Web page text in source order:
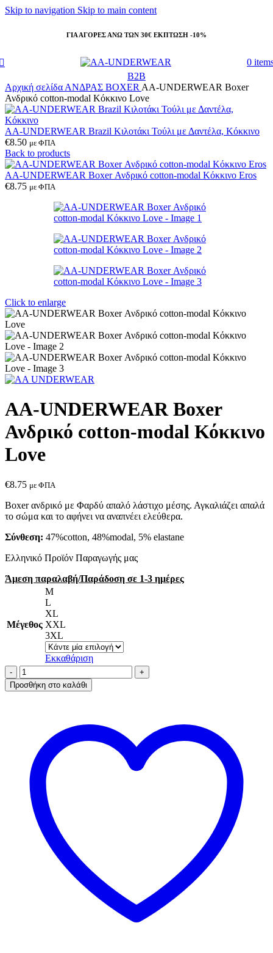
Skip to navigation Skip to main content
ΓΙΑ ΑΓΟΡΕΣ ΑΝΩ ΤΩΝ 30€ ΕΚΠΤΩΣΗ -10%
0
B2B
Αρχική σελίδα ΑΝΔΡΑΣ BOXER AA-UNDERWEAR Boxer
Ανδρικό cotton-modal Κόκκινο Love
AA-UNDERWEAR Brazil Κιλοτάκι Τούλι με Δαντέλα, Κόκκινο
€8.50 με ΦΠΑ
Back to products
AA-UNDERWEAR Boxer Ανδρικό cotton-modal Κόκκινο Eros
€8.75 με ΦΠΑ
Click to enlarge
AA-UNDERWEAR Boxer
Ανδρικό cotton-modal Κόκκινο
Love
€8.75 με ΦΠΑ
Boxer ανδρικό με Φαρδύ απαλό λάστιχο μέσης. Αγκαλιάζει απαλά
το σώμα και το αφήνει να αναπνέει ελεύθερα.
Σύνθεση: 47%cotton, 48%modal, 5% elastane
Ελληνικό Προϊόν Παραγωγής μας
Άμεση παραλαβή/Παράδοση σε 1-3 ημέρες
Μέγεθος
M
L
XL
XXL
3XL
Εκκαθάριση
AA-
UNDERWEAR
Boxer
Κόκκινο
ποσότητα
Προσθήκη στο καλάθι